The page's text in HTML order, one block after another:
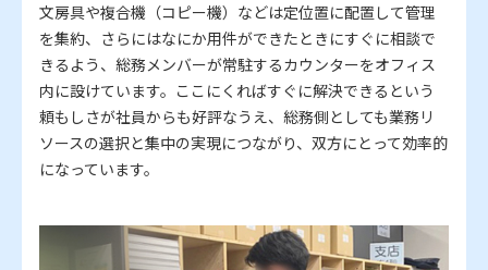
文房具や複合機（コピー機）などは定位置に配置して管理
を集約、さらにはなにか用件ができたときにすぐに相談で
きるよう、総務メンバーが常駐するカウンターをオフィス
内に設けています。ここにくればすぐに解決できるという
頼もしさが社員からも好評なうえ、総務側としても業務リ
ソースの選択と集中の実現につながり、双方にとって効率的
になっています。